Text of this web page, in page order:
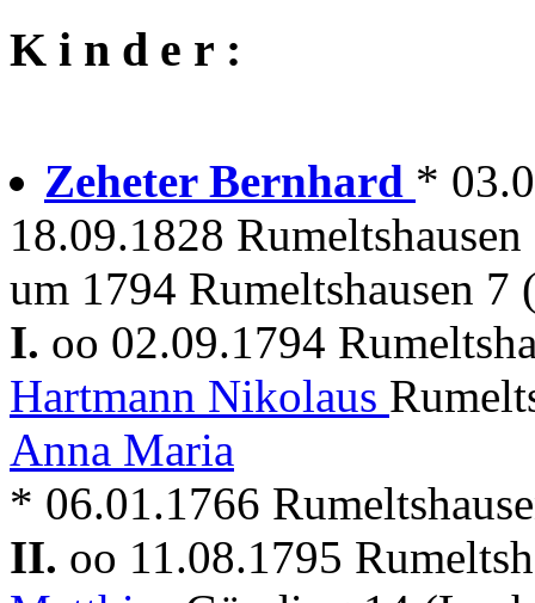
K i n d e r :
Zeheter Bernhard *
18.09.1828 Rumeltshausen
um 1794 Rumeltshausen 7
I. oo 02.09.1794
Hartmann Nikolaus
Anna Maria
* 06.01.1766
II. oo 11.08.1795